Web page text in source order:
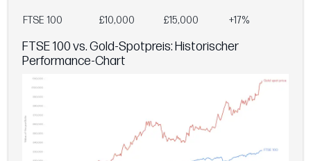
FTSE 100 £10,000 £15,000 +17%
FTSE 100 vs. Gold-Spotpreis: Historischer
Performance-Chart